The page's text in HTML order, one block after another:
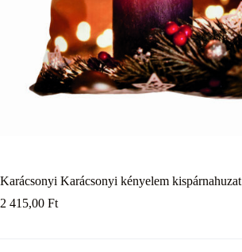
Karácsonyi Karácsonyi kényelem
2 415,00 Ft